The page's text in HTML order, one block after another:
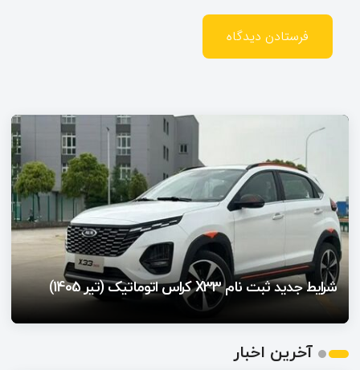
شرایط جدید ثبت نام X33 کراس اتوماتیک (تیر 1405)
فروش تویوتا کرولا کراس نیوفیس با قیمت قطعی و
تحویل ۶۰ روزه
آغاز فروش محصولات ایران خودرو از امروز سه‌شنبه
شرایط فروش وانت پراید سایپا اعلام شد
آغاز فروش فوری خودرو سورن پلاس (بدون قرعه کشی)
2
آخرین اخبار